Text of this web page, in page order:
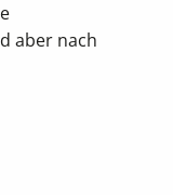
aber nach